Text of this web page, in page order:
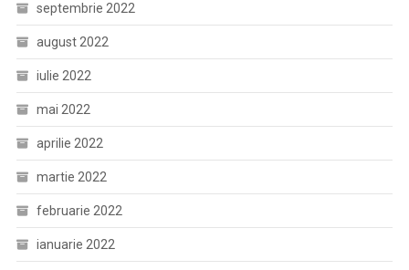
septembrie 2022
august 2022
iulie 2022
mai 2022
aprilie 2022
martie 2022
februarie 2022
ianuarie 2022